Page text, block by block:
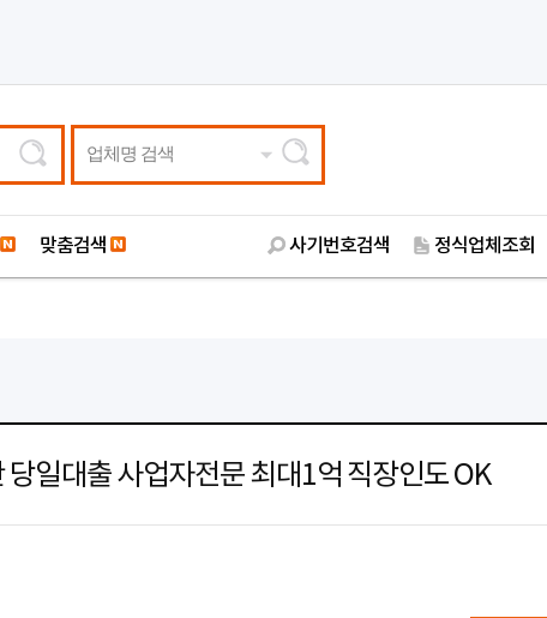
업체명 검색
맞춤검색 사기번호검색 정식업체조회
당일대출 사업자전문 최대1억 직장인도 OK